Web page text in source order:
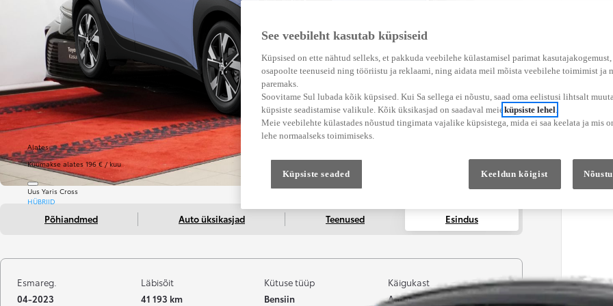
Alates
Kuumakse alates 196 € / kuu
Uus Yaris Cross
HÜBRIID
Põhiandmed Auto üksikasjad Teenused Esindus
Esmareg.
04-2023
Läbisõit
41 193 km
Kütuse tüüp
Bensiin
Käigukast
Automaatne
See veebileht kasutab küpsiseid
Küpsised on ette nähtud selleks, et pakkuda veebilehe külastamisel parimat
osapoolte teenuseid ning tööriistu ja reklaami, ning aidata meil mõista veebilehe toimimist ja
paremaks.
Soovitame Sul lubada kõik küpsised. Kui Sa sellega ei nõustu, saad oma eelistusi lihtsalt
küpsiste seadistamise valikule. Kõik üksikasjad on saadaval meieküpsiste lehel.
Meie veebilehte külastades nõustud tingimata vajalike küpsistega, mida ei saa keelata ja mis
lehe normaalseks toimimiseks.
Küpsiste seaded Keeldun kõigist